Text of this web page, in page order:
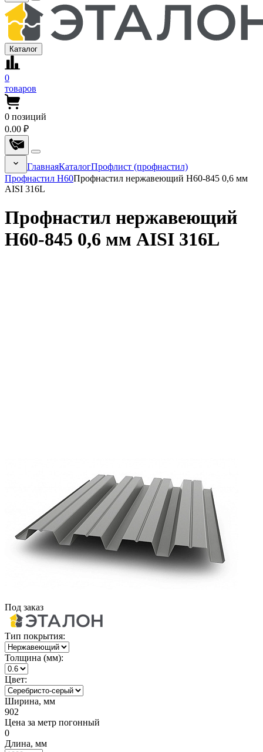
Каталог
0
товаров
0 позиций
0.00 ₽
ГлавнаяКаталогПрофлист (профнастил)
Профнастил Н60Профнастил нержавеющий Н60-845 0,6 мм
AISI 316L
Профнастил нержавеющий
Н60-845 0,6 мм AISI 316L
Под заказ
Тип покрытия:
Толщина (мм):
Цвет:
Ширина, мм
902
Цена за метр погонный
0
Длина, мм